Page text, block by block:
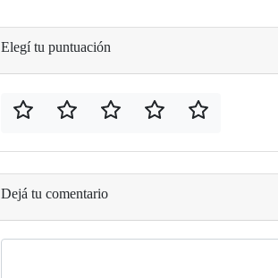
Elegí tu puntuación
Dejá tu comentario